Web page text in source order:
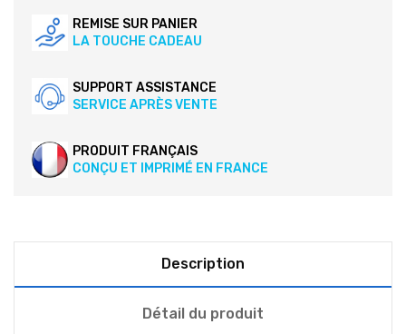
REMISE SUR PANIER
LA TOUCHE CADEAU
SUPPORT ASSISTANCE
SERVICE APRÈS VENTE
PRODUIT FRANÇAIS
CONÇU ET IMPRIMÉ EN FRANCE
Description
Détail du produit